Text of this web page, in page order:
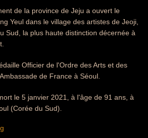
de la province de Jeju a ouvert le
Yeul dans le village des artistes de Jeoji,
Sud, la plus haute distinction décernée à
Officier de l'Ordre des Arts et des
de France à Séoul.
le 5 janvier 2021, à l'âge de 91 ans, à
(Corée du Sud).